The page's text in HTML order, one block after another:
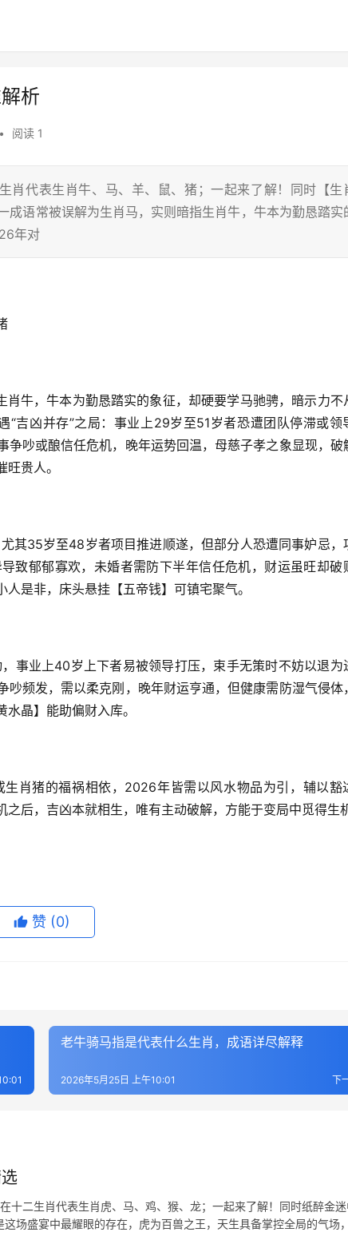
析
• 阅读 1
肖代表生肖牛、马、羊、鼠、猪；一起来了解！同时【生
成语常被误解为生肖马，实则暗指生肖牛，牛本为勤恳踏实
年对
肖牛，牛本为勤恳踏实的象征，却硬要学马驰骋，暗示力不
吉凶并存”之局：事业上29岁至51岁者恐遭团队停滞或领
争吵或酿信任危机，晚年运势回温，母慈子孝之象显现，破
贵人。
其35岁至48岁者项目推进顺遂，但部分人恐遭同事妒忌，
致郁郁寡欢，未婚者需防下半年信任危机，财运虽旺却破
是非，床头悬挂【五帝钱】可镇宅聚气。
事业上40岁上下者易被领导打压，束手无策时不妨以退为
吵频发，需以柔克刚，晚年财运亨通，但健康需防湿气侵体
晶】能助偏财入库。
肖猪的福祸相依，2026年皆需以风水物品为引，辅以豁
后，吉凶本就相生，唯有主动破解，方能于变局中觅得生机
赞 (0)
老牛骑马指是代表什么生肖，成语详尽解释
下
2026年5月25日 上午10:01
十二生肖代表生肖虎、马、鸡、猴、龙；一起来了解！同时纸醉金
场盛宴中最耀眼的存在，虎为百兽之王，天生具备掌控全局的气场